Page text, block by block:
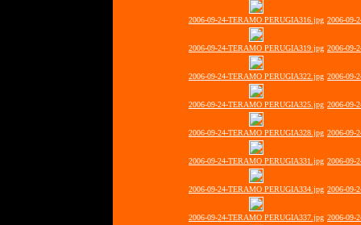
2006-09-24-TERAMO PERUGIA316.jpg 2006-09-
2006-09-24-TERAMO PERUGIA319.jpg 2006-09-
2006-09-24-TERAMO PERUGIA322.jpg 2006-09-
2006-09-24-TERAMO PERUGIA325.jpg 2006-09-
2006-09-24-TERAMO PERUGIA328.jpg 2006-09-
2006-09-24-TERAMO PERUGIA331.jpg 2006-09-
2006-09-24-TERAMO PERUGIA334.jpg 2006-09-
2006-09-24-TERAMO PERUGIA337.jpg 2006-09-